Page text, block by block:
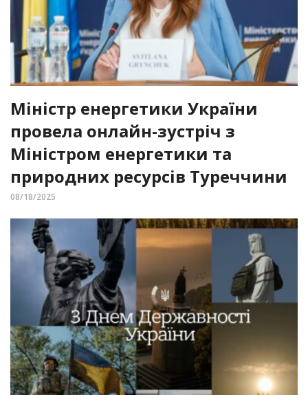
Міністр енергетики України
провела онлайн-зустріч з
Міністром енергетики та
природних ресурсів Туреччини
08/18/2025